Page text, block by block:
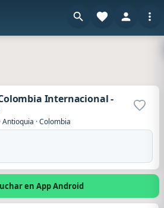
Internacional -
·Antioquia ·Colombia
en App Android